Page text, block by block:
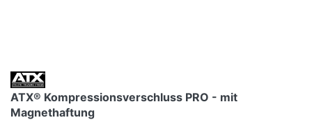
ATX® Kompressionsverschluss PRO - mit
Magnethaftung